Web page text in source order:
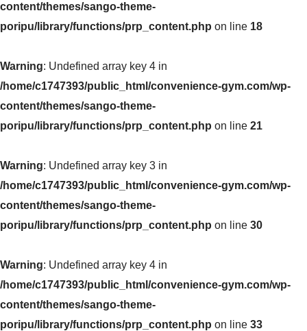
content/themes/sango-theme-
poripu/library/functions/prp_content.php on line 18
Warning: Undefined array key 4 in
/home/c1747393/public_html/convenience-gym.com/wp-
content/themes/sango-theme-
poripu/library/functions/prp_content.php on line 21
Warning: Undefined array key 3 in
/home/c1747393/public_html/convenience-gym.com/wp-
content/themes/sango-theme-
poripu/library/functions/prp_content.php on line 30
Warning: Undefined array key 4 in
/home/c1747393/public_html/convenience-gym.com/wp-
content/themes/sango-theme-
poripu/library/functions/prp_content.php on line 33